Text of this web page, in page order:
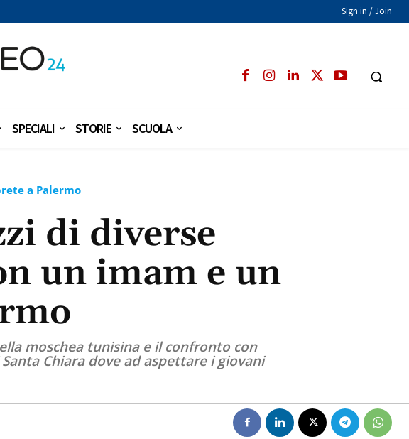
Sign in / Join
SPECIALI STORIE SCUOLA
a Palermo
di diverse
un imam e un
moschea tunisina e il confronto con
Chiara dove ad aspettare i giovani